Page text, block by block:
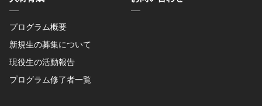
プログラム概要
新規生の募集について
現役生の活動報告
プログラム修了者一覧